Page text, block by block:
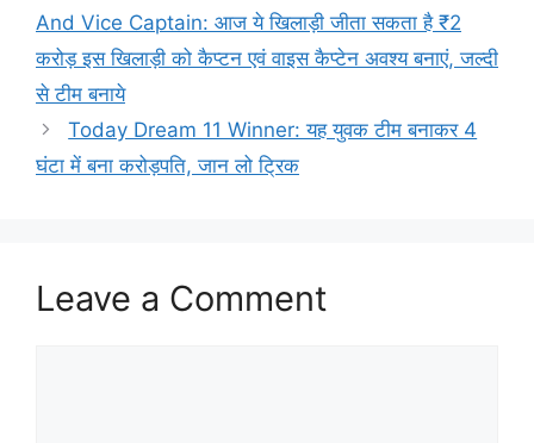
And Vice Captain: आज ये खिलाड़ी जीता सकता है ₹2
करोड़ इस खिलाड़ी को कैप्टन एवं वाइस कैप्टेन अवश्य बनाएं, जल्दी
से टीम बनाये
Today Dream 11 Winner: यह युवक टीम बनाकर 4
घंटा में बना करोड़पति, जान लो ट्रिक
Leave a Comment